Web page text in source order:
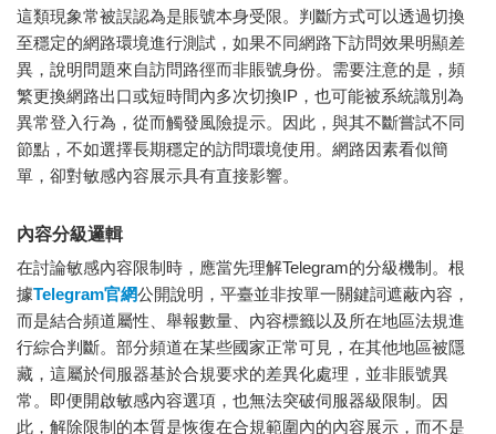
這類現象常被誤認為是賬號本身受限。判斷方式可以透過切換
至穩定的網路環境進行測試，如果不同網路下訪問效果明顯差
異，說明問題來自訪問路徑而非賬號身份。需要注意的是，頻
繁更換網路出口或短時間內多次切換IP，也可能被系統識別為
異常登入行為，從而觸發風險提示。因此，與其不斷嘗試不同
節點，不如選擇長期穩定的訪問環境使用。網路因素看似簡
單，卻對敏感內容展示具有直接影響。
內容分級邏輯
在討論敏感內容限制時，應當先理解Telegram的分級機制。根
據Telegram官網公開說明，平臺並非按單一關鍵詞遮蔽內容，
而是結合頻道屬性、舉報數量、內容標籤以及所在地區法規進
行綜合判斷。部分頻道在某些國家正常可見，在其他地區被隱
藏，這屬於伺服器基於合規要求的差異化處理，並非賬號異
常。即便開啟敏感內容選項，也無法突破伺服器級限制。因
此，解除限制的本質是恢復在合規範圍內的內容展示，而不是